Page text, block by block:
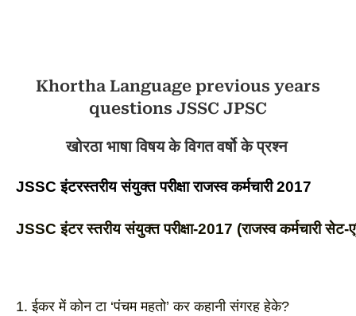
Khortha Language previous years
questions JSSC JPSC
खोरठा भाषा विषय के विगत वर्षो के प्रश्न
JSSC इंटरस्तरीय संयुक्त परीक्षा राजस्व कर्मचारी 2017
JSSC इंटर स्तरीय संयुक्त परीक्षा-2017 (राजस्व कर्मचारी सेट-
1. ईकर में कोन टा ‘पंचम महतो’ कर कहानी संगरह हेके?